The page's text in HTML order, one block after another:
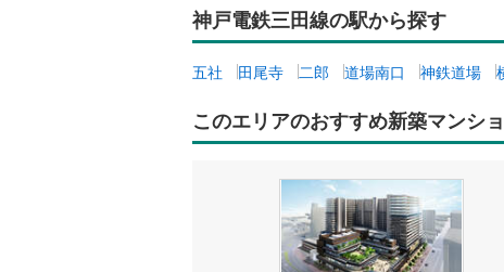
神戸電鉄三田線の駅から探す
五社 田尾寺 二郎 道場南口 神鉄道場
このエリアのおすすめ新築マンシ